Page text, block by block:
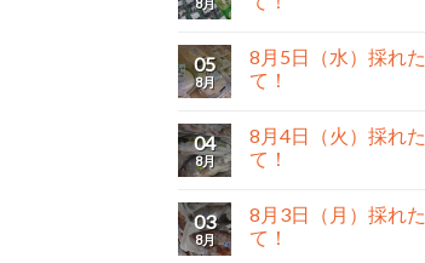
05
8月
8月5日（水）採れた
て！
04
8月
8月4日（火）採れた
て！
03
8月
8月3日（月）採れた
て！